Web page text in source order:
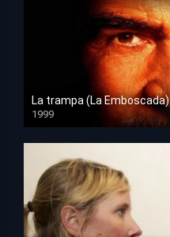
La trampa (La Emboscada)
1999
HD 1080p